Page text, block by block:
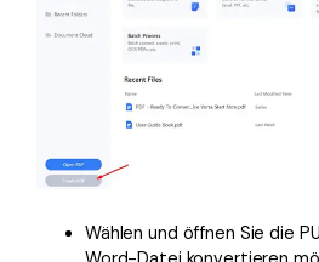
Wählen und öffnen Sie die